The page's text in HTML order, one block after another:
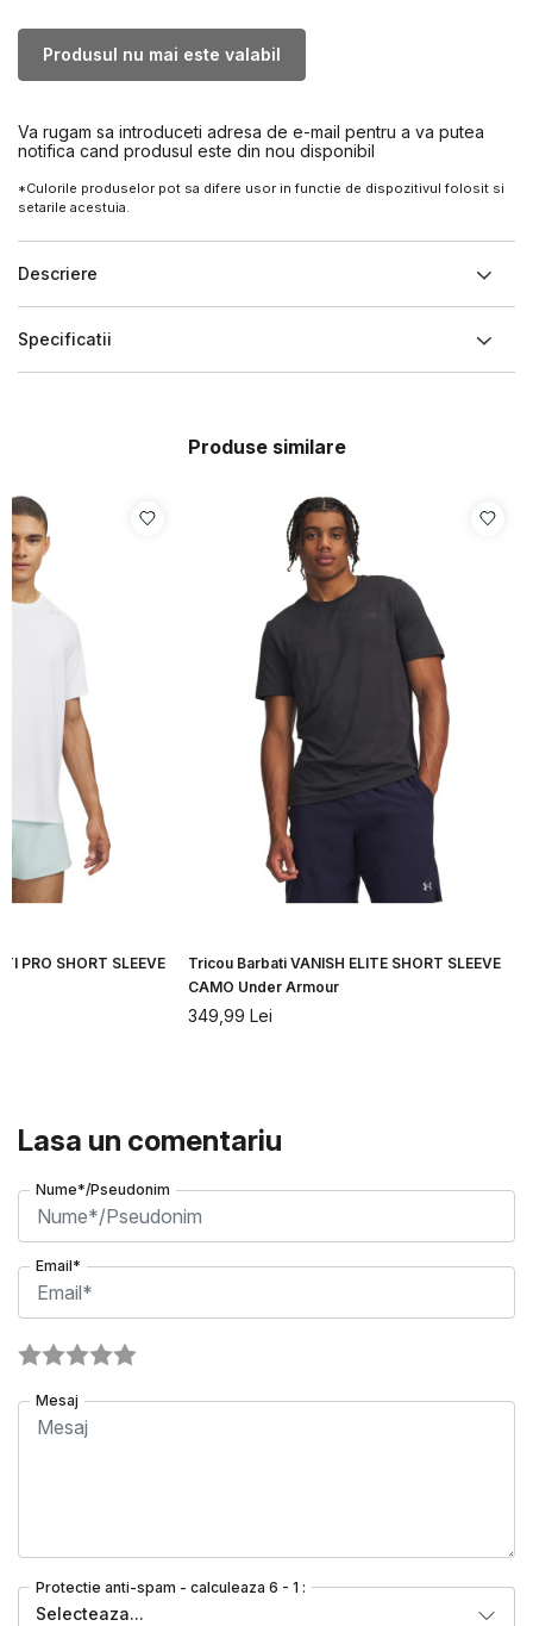
Produsul nu mai este valabil
Va rugam sa introduceti adresa de e-mail pentru a va putea
notifica cand produsul este din nou disponibil
*Culorile produselor pot sa difere usor in functie de dispozitivul folosit si
setarile acestuia.
Descriere
Specificatii
Produse similare
PRO SHORT SLEEVE
Tricou Barbati VANISH ELITE SHORT SLEEVE
CAMO Under Armour
349,99 Lei
Lasa un comentariu
Nume*/Pseudonim
Email*
Mesaj
Protectie anti-spam - calculeaza 6 - 1 :
Selecteaza...